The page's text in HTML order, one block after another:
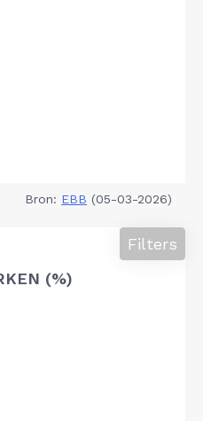
Bron: EBB (05-03-2026)
(%)
Filters